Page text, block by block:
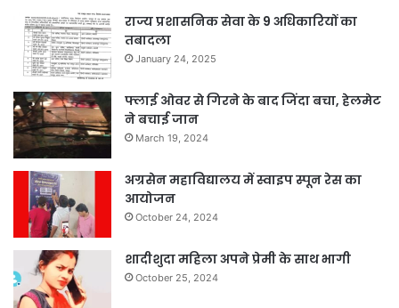
राज्य प्रशासनिक सेवा के 9 अधिकारियों का
तबादला
January 24, 2025
फ्लाई ओवर से गिरने के बाद जिंदा बचा, हेलमेट
ने बचाई जान
March 19, 2024
अग्रसेन महाविद्यालय में स्वाइप स्पून रेस का
आयोजन
October 24, 2024
शादीशुदा महिला अपने प्रेमी के साथ भागी
October 25, 2024